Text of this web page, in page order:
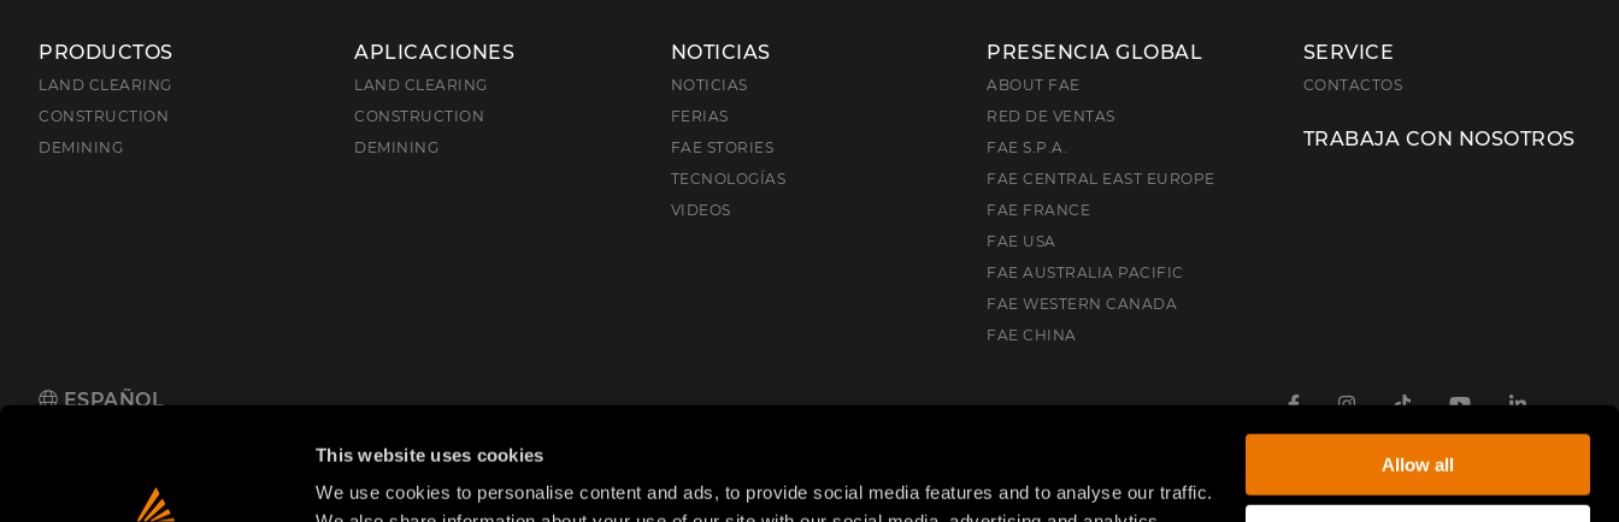
This website uses cookies
We use cookies to personalise content and ads, to provide social media features and to analyse our traffic.
Allow all
PRODUCTOS
LAND CLEARING
CONSTRUCTION
DEMINING
APLICACIONES
LAND CLEARING
CONSTRUCTION
DEMINING
NOTICIAS
NOTICIAS
FERIAS
FAE STORIES
TECNOLOGÍAS
VIDEOS
PRESENCIA GLOBAL
ABOUT FAE
RED DE VENTAS
FAE S.P.A.
FAE CENTRAL EAST EUROPE
FAE FRANCE
FAE USA
FAE AUSTRALIA PACIFIC
FAE WESTERN CANADA
FAE CHINA
SERVICE
CONTACTOS
TRABAJA CON NOSOTROS
ESPAÑOL FacebookInstagram
TikTokYoutubeLinkedin
Zona Produttiva 18, 38013 Fondo, Borgo d'Anaunia (TN), Italia